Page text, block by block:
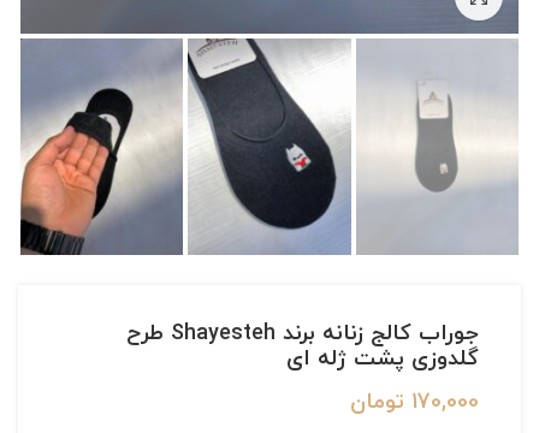
جوراب کالج زنانه برند Shayesteh طرح
گلدوزی پشت ژله ای
170,000 تومان